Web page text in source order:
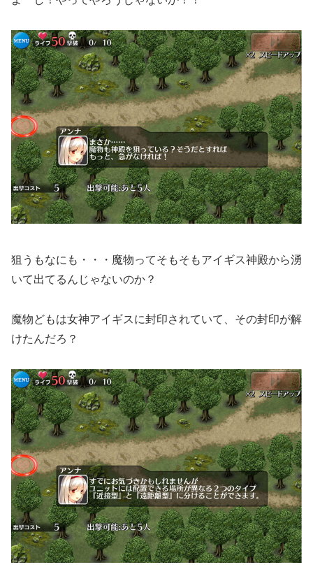
狙うもなにも・・・魔物ってそもそもアイギス神殿から湧
いて出てるんじゃないのか？
魔物どもは女神アイギスに封印されていて、その封印が解
けたんだろ？